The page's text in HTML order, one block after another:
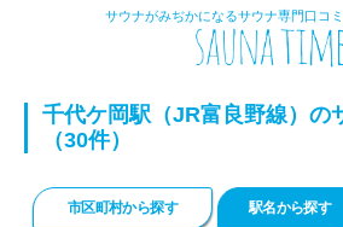
サウナがみぢかになるサウナ専門口コ
千代ケ岡駅（JR富良野線）の
（30件）
市区町村から探す 駅名から探す